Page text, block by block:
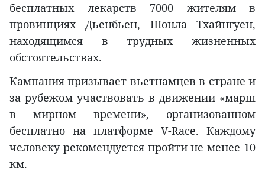
бесплатных лекарств 7000 жителям в
провинциях Дьенбьен, Шонла Тхайнгуен,
находящимся в трудных жизненных
обстоятельствах.
Кампания призывает вьетнамцев в стране и
за рубежом участвовать в движении «марш
в мирном времени», организованном
бесплатно на платформе V-Race. Каждому
человеку рекомендуется пройти не менее 10
км.